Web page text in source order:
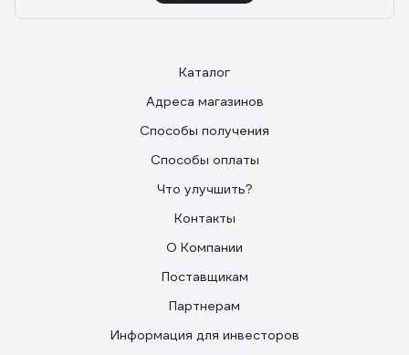
Каталог
Адреса магазинов
Способы получения
Способы оплаты
Что улучшить?
Контакты
О Компании
Поставщикам
Партнерам
Информация для инвесторов